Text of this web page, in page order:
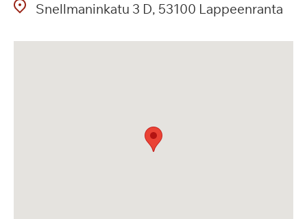
Snellmaninkatu 3 D 53100 Lappeenranta